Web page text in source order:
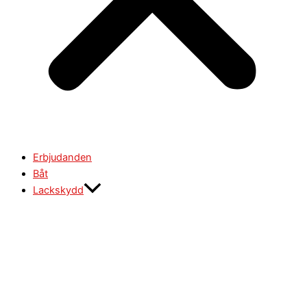
Erbjudanden
Båt
Lackskydd